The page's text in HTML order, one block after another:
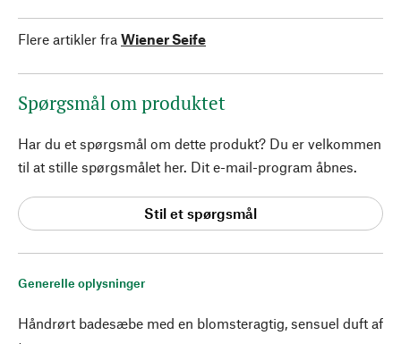
Generelle oplysninger
Håndrørt badesæbe med en blomsteragtig, sensuel duft af
Flere artikler fra Wiener Seife
Spørgsmål om produktet
Har du et spørgsmål om dette produkt? Du er velkommen
til at stille spørgsmålet her. Dit e-mail-program åbnes.
Stil et spørgsmål